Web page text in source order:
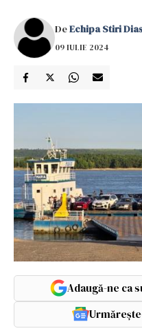
DeEchipa Stiri
09 IULIE 2024
Adaugă-ne ca